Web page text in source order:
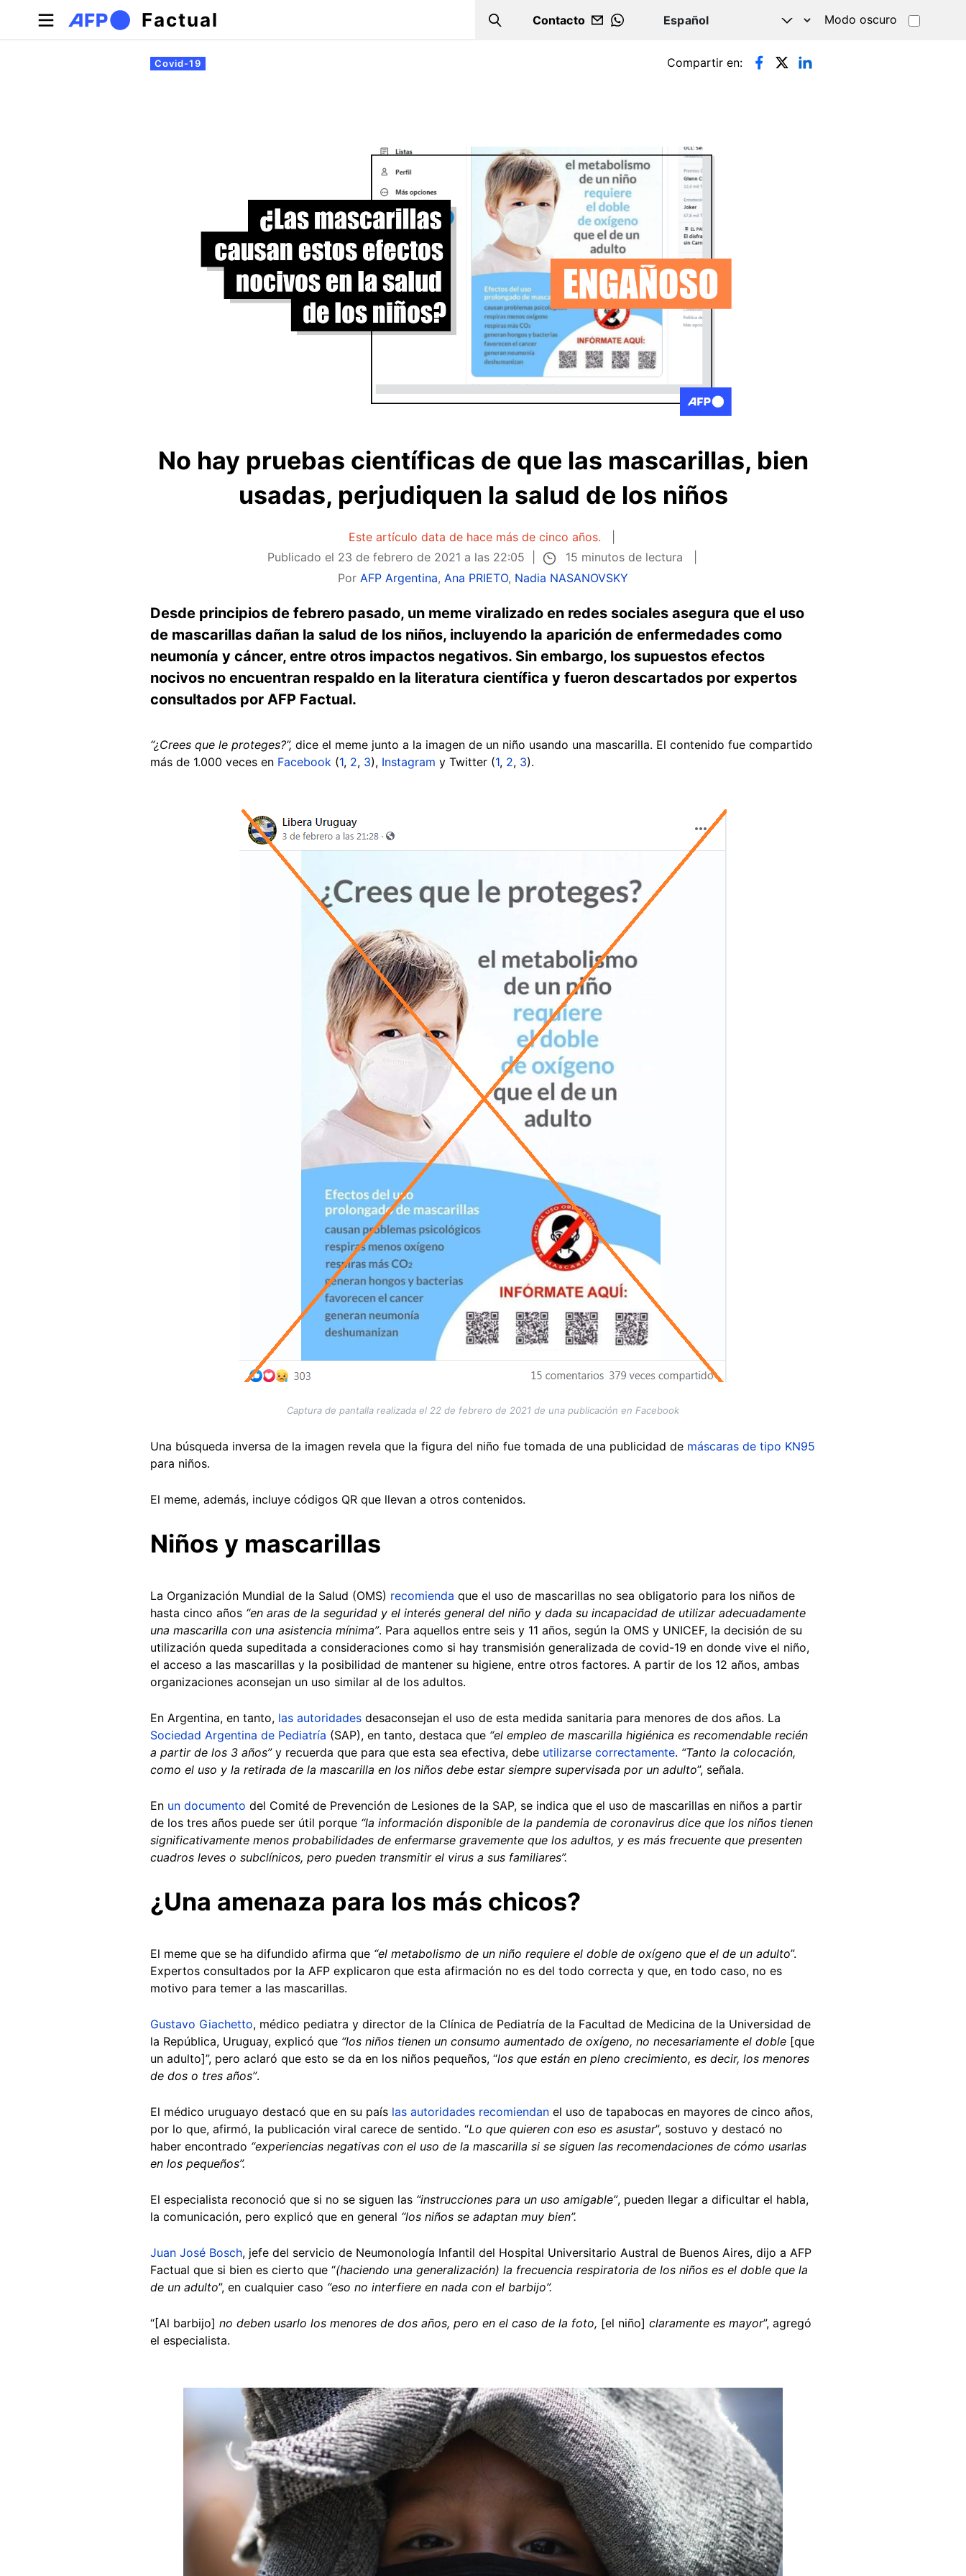
Pasar al contenido principal
Factual Search
Contacto
WHATSAPP
Modo oscuro
Solapas principales
Covid-19 Compartir en:
No hay pruebas científicas de que las mascarillas, bien
usadas, perjudiquen la salud de los niños
Este artículo data de hace más de cinco años.
Publicado el 23 de febrero de 2021 a las 22:05
15 minutos de lectura
Por AFP Argentina, Ana PRIETO, Nadia NASANOVSKY
Desde principios de febrero pasado, un meme viralizado en redes sociales asegura que el uso
de mascarillas dañan la salud de los niños, incluyendo la aparición de enfermedades como
neumonía y cáncer, entre otros impactos negativos. Sin embargo, los supuestos efectos
nocivos no encuentran respaldo en la literatura científica y fueron descartados por expertos
consultados por AFP Factual.
“¿Crees que le proteges?”, dice el meme junto a la imagen de un niño usando una mascarilla. El contenido fue compartido
más de 1.000 veces en Facebook (1, 2, 3), Instagram y Twitter (1, 2, 3).
Captura de pantalla realizada el 22 de febrero de 2021 de una publicación en Facebook
Una búsqueda inversa de la imagen revela que la figura del niño fue tomada de una publicidad de máscaras de tipo KN95
para niños.
El meme, además, incluye códigos QR que llevan a otros contenidos.
Niños y mascarillas
La Organización Mundial de la Salud (OMS) recomienda que el uso de mascarillas no sea obligatorio para los niños de
hasta cinco años “en aras de la seguridad y el interés general del niño y dada su incapacidad de utilizar adecuadamente
una mascarilla con una asistencia mínima”. Para aquellos entre seis y 11 años, según la OMS y UNICEF, la decisión de su
utilización queda supeditada a consideraciones como si hay transmisión generalizada de covid-19 en donde vive el niño,
el acceso a las mascarillas y la posibilidad de mantener su higiene, entre otros factores. A partir de los 12 años, ambas
organizaciones aconsejan un uso similar al de los adultos.
En Argentina, en tanto, las autoridades desaconsejan el uso de esta medida sanitaria para menores de dos años. La
Sociedad Argentina de Pediatría (SAP), en tanto, destaca que “el empleo de mascarilla higiénica es recomendable recién
a partir de los 3 años”y recuerda que para que esta sea efectiva, debe utilizarse correctamente. “Tanto la colocación,
como el uso y la retirada de la mascarilla en los niños debe estar siempre supervisada por un adulto”, señala.
En un documento del Comité de Prevención de Lesiones de la SAP, se indica que el uso de mascarillas en niños a partir
de los tres años puede ser útil porque “la información disponible de la pandemia de coronavirus dice que los niños tienen
significativamente menos probabilidades de enfermarse gravemente que los adultos, y es más frecuente que presenten
cuadros leves o subclínicos, pero pueden transmitir el virus a sus familiares”.
¿Una amenaza para los más chicos?
El meme que se ha difundido afirma que “el metabolismo de un niño requiere el doble de oxígeno que el de un adulto”.
Expertos consultados por la AFP explicaron que esta afirmación no es del todo correcta y que, en todo caso, no es
motivo para temer a las mascarillas.
Gustavo Giachetto, médico pediatra y director de la Clínica de Pediatría de la Facultad de Medicina de la Universidad de
la República, Uruguay, explicó que “los niños tienen un consumo aumentado de oxígeno, no necesariamente el doble [que
un adulto]”, pero aclaró que esto se da en los niños pequeños, “los que están en pleno crecimiento, es decir, los menores
de dos o tres años”.
El médico uruguayo destacó que en su país las autoridades recomiendan el uso de tapabocas en mayores de cinco años,
por lo que, afirmó, la publicación viral carece de sentido. “Lo que quieren con eso es asustar”, sostuvo y destacó no
haber encontrado “experiencias negativas con el uso de la mascarilla si se siguen las recomendaciones de cómo usarlas
en los pequeños”.
El especialista reconoció que si no se siguen las “instrucciones para un uso amigable”, pueden llegar a dificultar el habla,
la comunicación, pero explicó que en general “los niños se adaptan muy bien”.
Juan José Bosch, jefe del servicio de Neumonología Infantil del Hospital Universitario Austral de Buenos Aires, dijo a AFP
Factual que si bien es cierto que “(haciendo una generalización) la frecuencia respiratoria de los niños es el doble que la
de un adulto”, en cualquier caso “eso no interfiere en nada con el barbijo”.
“[Al barbijo] no deben usarlo los menores de dos años, pero en el caso de la foto, [el niño] claramente es mayor”, agregó
el especialista.